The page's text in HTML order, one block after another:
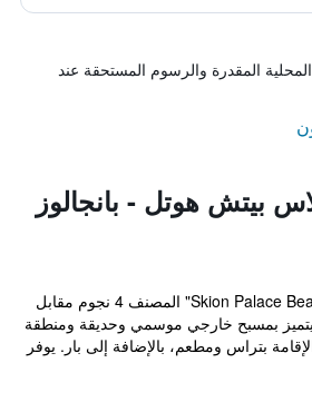
المقدرة والرسوم المستحقة عند
بيتش هوتل - بانجالوز
يقع مكان إقامة "Skion Palace Beach Hotel" المصنف 4 نجوم مقابل
بمسبح خارجي موسمي وحديقة ومنطقة
بتراس ومطعم، بالإضافة إلى بار. يوفر